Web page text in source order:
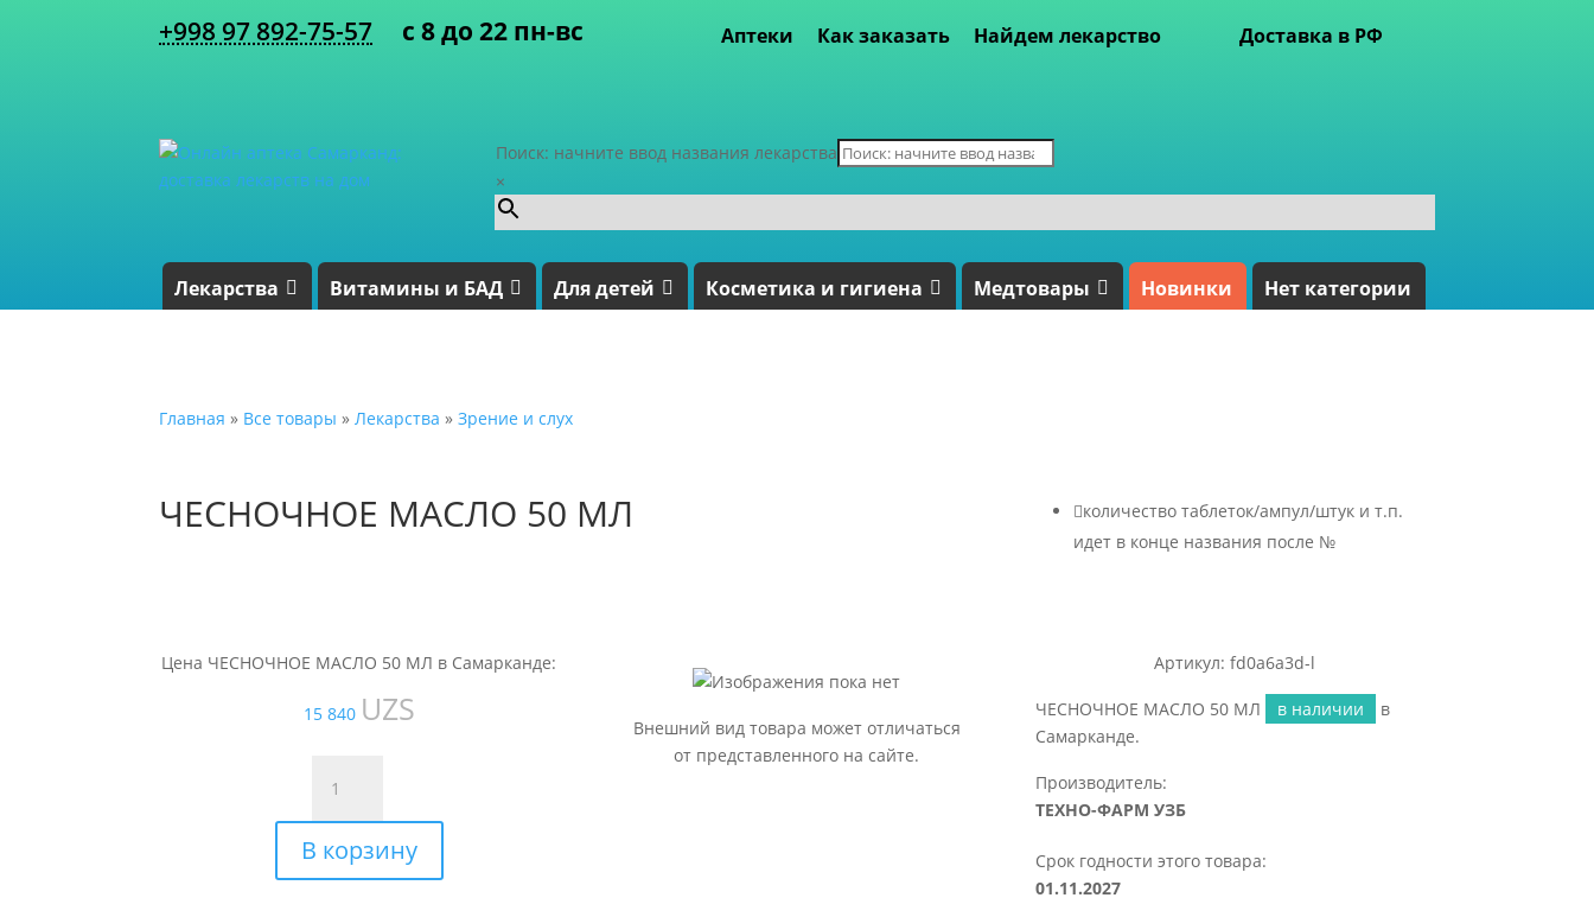
+998 97 892-75-57 с 8 до 22 пн-вс Аптеки Как заказать Найдем лекарство Доставка в РФ
Поиск: начните ввод названия лекарства
×
Лекарства Витамины и БАД Для детей Косметика и гигиена Медтовары Новинки Нет категории
Главная » Все товары » Лекарства » Зрение и слух
ЧЕСНОЧНОЕ МАСЛО 50 МЛ количество таблеток/ампул/штук и т.п.
идет в конце названия после №
Цена ЧЕСНОЧНОЕ МАСЛО 50 МЛ в Самарканде:
15 840 UZS
товара
ЧЕСНОЧНОЕ
МАСЛО
50
В корзину
Внешний вид товара может отличаться
от представленного на сайте.
Артикул: fd0a6a3d-l
ЧЕСНОЧНОЕ МАСЛО 50 МЛ в наличии
в
Самарканде.
Производитель:
ТЕХНО-ФАРМ УЗБ
Срок годности этого товара:
01.11.2027